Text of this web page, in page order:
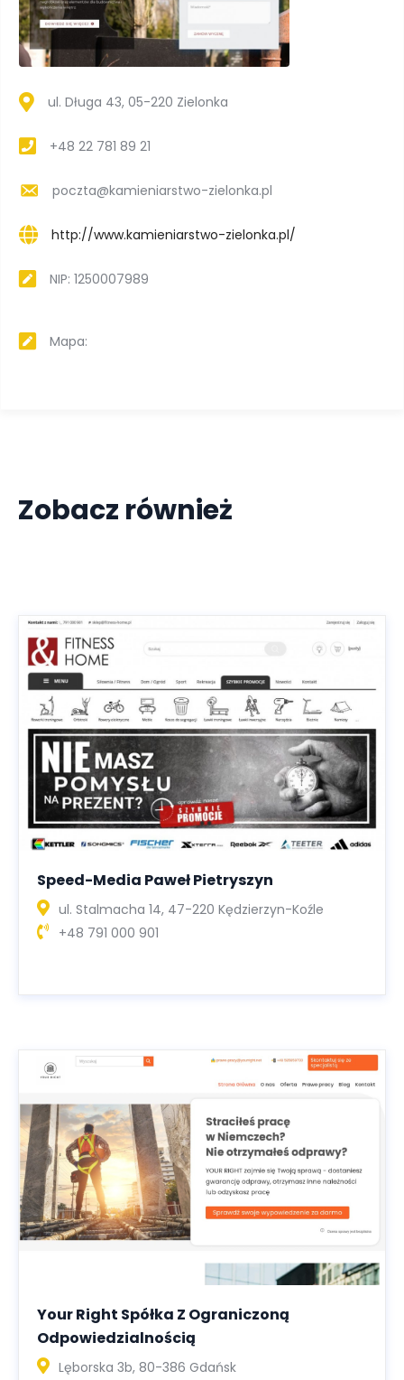
ul. Długa 43, 05-220 Zielonka
+48 22 781 89 21
poczta@kamieniarstwo-zielonka.pl
http://www.kamieniarstwo-zielonka.pl/
NIP: 1250007989
Mapa:
Zobacz również
Speed-Media Paweł Pietryszyn
ul. Stalmacha 14, 47-220 Kędzierzyn-Koźle
+48 791 000 901
Your Right Spółka Z Ograniczoną
Odpowiedzialnością
Lęborska 3b, 80-386 Gdańsk